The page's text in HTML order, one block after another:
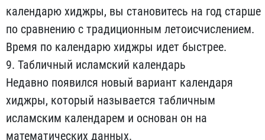
календарю хиджры, вы становитесь на год старше
по сравнению с традиционным летоисчислением.
Время по календарю хиджры идет быстрее.
9. Табличный исламский календарь
Недавно появился новый вариант календаря
хиджры, который называется табличным
исламским календарем и основан он на
математических данных.